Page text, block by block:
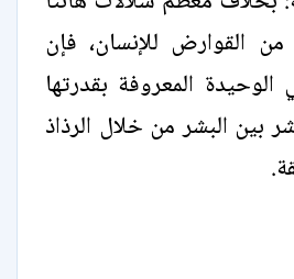
القوارض للإنسان، فإن
المعروفة بقدرتها
بين البشر من خلال الرذاذ